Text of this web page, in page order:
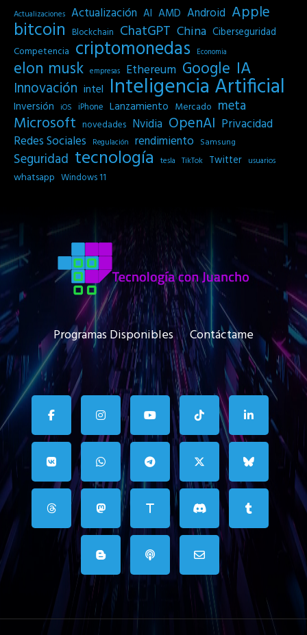
Actualizaciones Actualización AI AMD Android Apple
bitcoin Blockchain ChatGPT China Ciberseguridad
Competencia criptomonedas Economia
elon musk empresas Ethereum Google IA
Innovación intel Inteligencia Artificial
Inversión iOS iPhone Lanzamiento Mercado meta
Microsoft novedades Nvidia OpenAI Privacidad
Redes Sociales
Regulación rendimiento Samsung
Seguridad tecnología tesla TikTok Twitter usuarios
whatsapp Windows 11
Programas Disponibles Contáctame